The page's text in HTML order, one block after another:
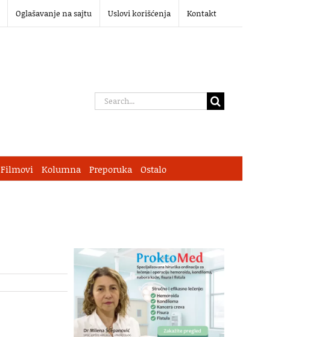
Oglašavanje na sajtu Uslovi korišćenja Kontakt
Search
Filmovi Kolumna Preporuka Ostalo